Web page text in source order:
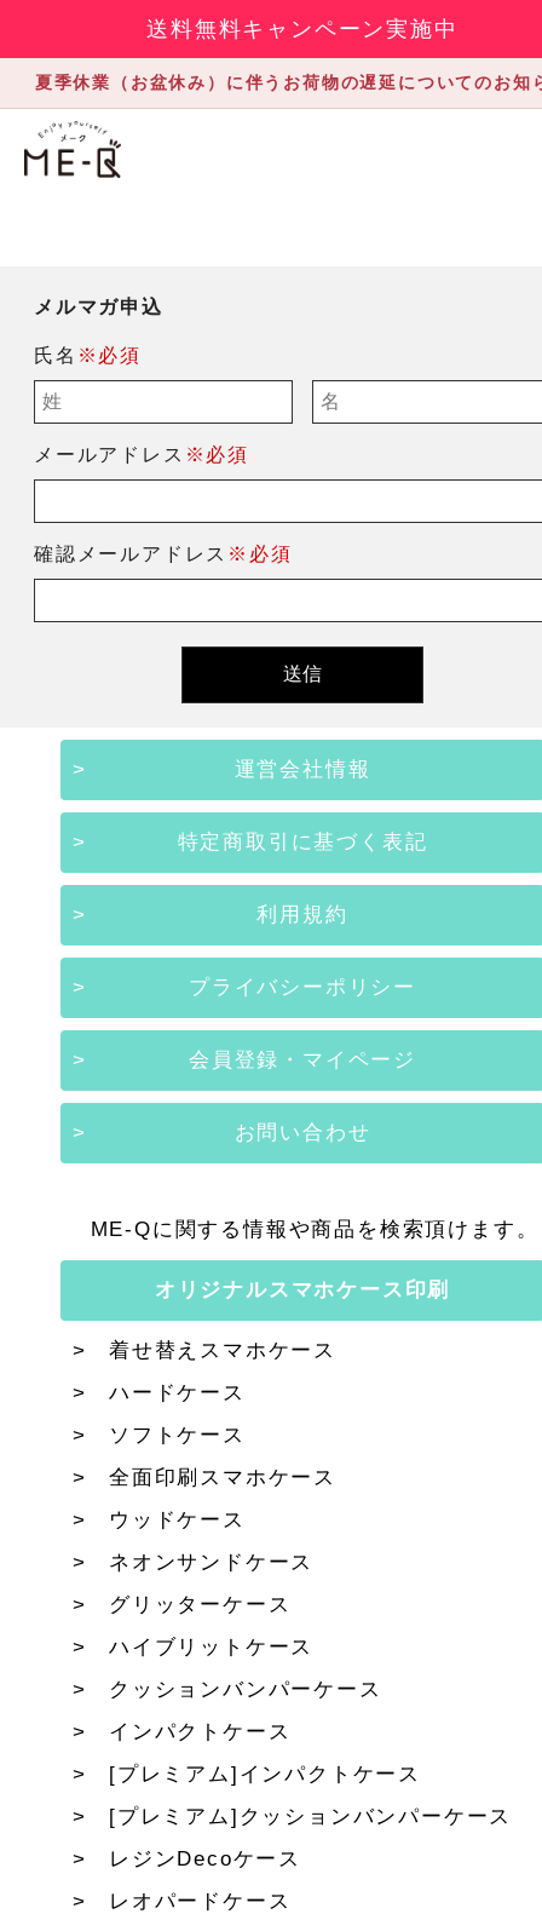
送料無料キャンペーン実施中
夏季休業（お盆休み）に伴うお荷物の遅延についてのお知
メルマガ申込
氏名 ※必須
メールアドレス ※必須
確認メールアドレス ※必須
運営会社情報
特定商取引に基づく表記
利用規約
プライバシーポリシー
会員登録・マイページ
お問い合わせ
ME-Qに関する情報や商品を検索頂けます。
オリジナルスマホケース印刷
着せ替えスマホケース
ハードケース
ソフトケース
全面印刷スマホケース
ウッドケース
ネオンサンドケース
グリッターケース
ハイブリットケース
クッションバンパーケース
インパクトケース
[プレミアム]インパクトケース
[プレミアム]クッションバンパーケース
レジンDecoケース
レオパードケース